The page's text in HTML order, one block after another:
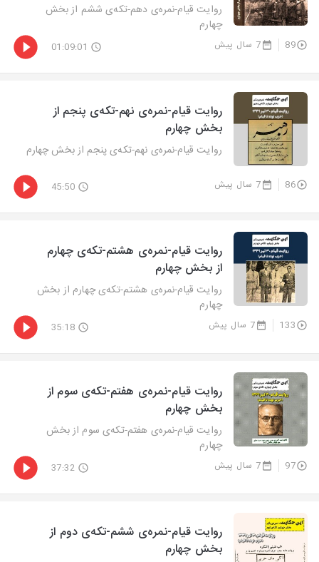
روایت‌ قیام-نمره‌ی دهم-تکه‌ی ششم از بخش
چهارم
89 7 سال پیش 01:09:01
روایت‌ قیام-نمره‌ی نهم-تکه‌ی پنجم از
بخش چهارم
روایت‌ قیام-نمره‌ی نهم-تکه‌ی پنجم از بخش چهارم
86 7 سال پیش 45:50
روایت‌ قیام-نمره‌ی هشتم-تکه‌ی چهارم
از بخش چهارم
روایت‌ قیام-نمره‌ی هشتم-تکه‌ی چهارم از بخش
چهارم
133 7 سال پیش 35:18
روایت‌ قیام-نمره‌ی هفتم-تکه‌ی سوم از
بخش چهارم
روایت‌ قیام-نمره‌ی هفتم-تکه‌ی سوم از بخش
چهارم
97 7 سال پیش 37:32
روایت قیام-نمره‌ی ششم-تکه‌ی دوم از
بخش چهارم